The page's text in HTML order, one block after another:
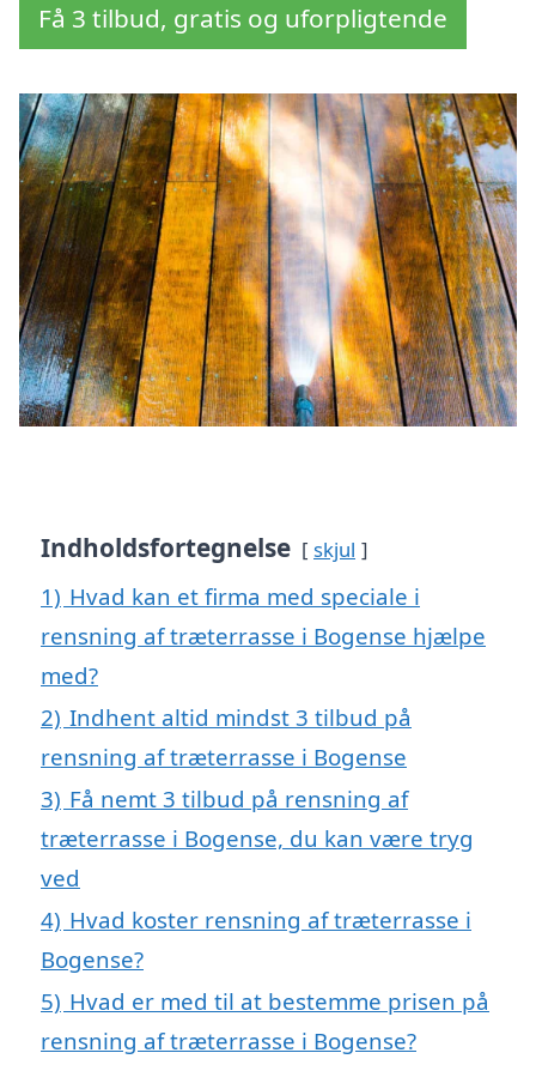
Få 3 tilbud, gratis og uforpligtende
Indholdsfortegnelse skjul
1) Hvad kan et firma med speciale i
rensning af træterrasse i Bogense hjælpe
med?
2) Indhent altid mindst 3 tilbud på
rensning af træterrasse i Bogense
3) Få nemt 3 tilbud på rensning af
træterrasse i Bogense, du kan være tryg
ved
4) Hvad koster rensning af træterrasse i
Bogense?
5) Hvad er med til at bestemme prisen på
rensning af træterrasse i Bogense?